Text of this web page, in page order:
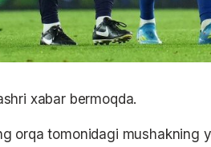
xabar bermoqda.
orqa tomonidagi mushakning